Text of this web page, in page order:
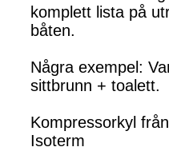
komplett lista på
båten.
Några exempel:
sittbrunn + toalett.
Kompressorkyl
Isoterm